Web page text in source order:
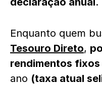
Enquanto quem
Tesouro Direto,
rendimentos fixos
ano (taxa atual